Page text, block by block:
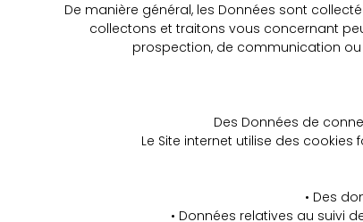
De manière général, les Données sont
collectons et traitons vous concernant
prospection, de communication ou
Des Données de
Le Site internet utilise des
• Des
• Données relatives au suivi